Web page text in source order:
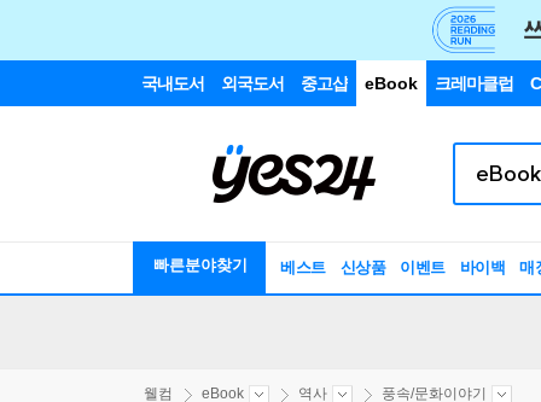
국내도서 외국도서 중고샵 eBook 크레마클럽
빠른분야찾기 베스트 신상품 이벤트 바이백 매
웰컴 eBook 역사 풍속/문화이야기